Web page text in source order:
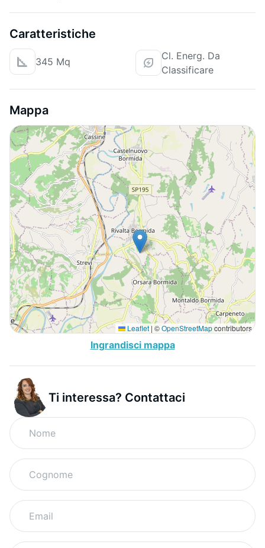
Caratteristiche
345 Mq
Cl. Energ. Da
Classificare
Mappa
Leaflet | ©OpenStreetMapcontributors
Ingrandisci mappa
Ti interessa? Contattaci